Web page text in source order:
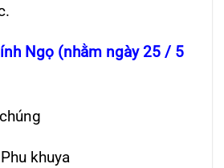
Ngọ (nhằm ngày 25 / 5
khuya